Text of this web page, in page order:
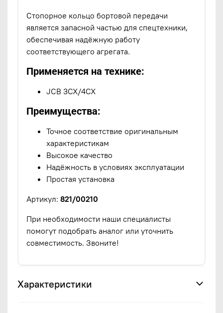
Стопорное кольцо бортовой передачи
является запасной частью для спецтехники,
обеспечивая надёжную работу
соответствующего агрегата.
Применяется на технике:
JCB 3CX/4CX
Преимущества:
Точное соответствие оригинальным
характеристикам
Высокое качество
Надёжность в условиях эксплуатации
Простая установка
Артикул: 821/00210
При необходимости наши специалисты
помогут подобрать аналог или уточнить
совместимость. Звоните!
Характеристики